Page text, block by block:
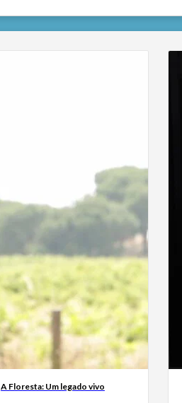
A Floresta: Um legado vivo